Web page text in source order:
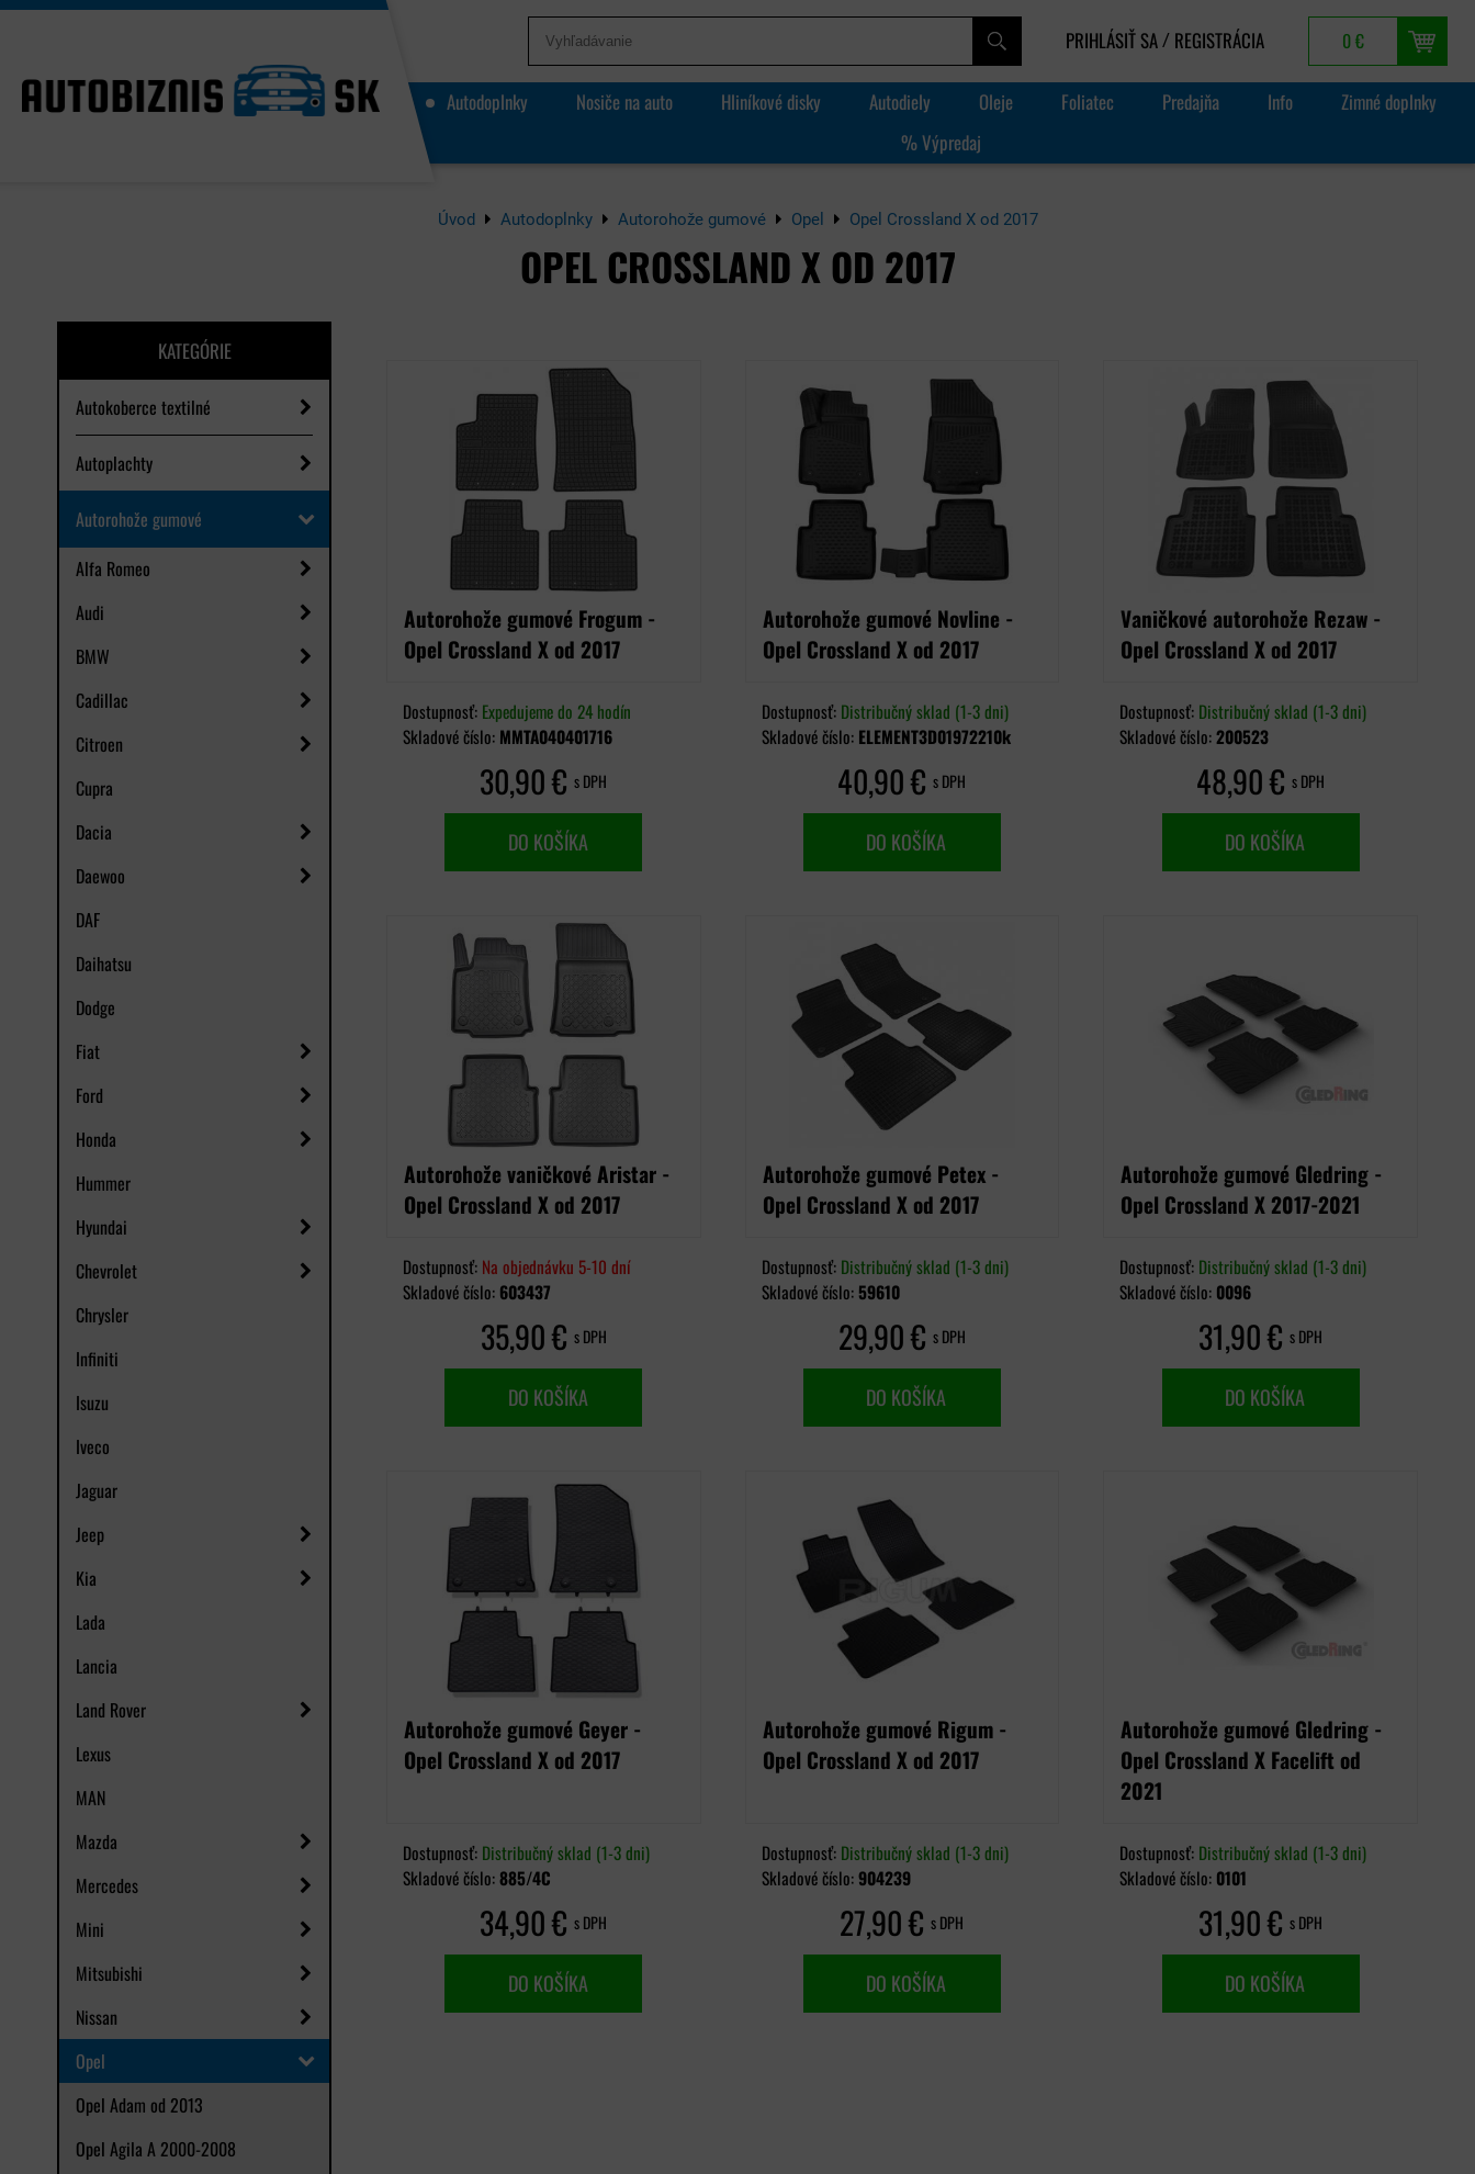
PRIHLÁSIŤ SA / REGISTRÁCIA 0 €
Autodoplnky Nosiče na auto Hliníkové disky Autodiely Oleje Foliatec Predajňa Info
Zimné doplnky
% Výpredaj
Úvod Autodoplnky Autorohože gumové Opel Opel Crossland X od 2017
OPEL CROSSLAND X OD 2017
KATEGÓRIE
Autokoberce textilné
Autoplachty
Autorohože gumové
Alfa Romeo
Audi
BMW
Cadillac
Citroen
Cupra
Dacia
Daewoo
DAF
Daihatsu
Dodge
Fiat
Ford
Honda
Hummer
Hyundai
Chevrolet
Chrysler
Infiniti
Isuzu
Iveco
Jaguar
Jeep
Kia
Lada
Lancia
Land Rover
Lexus
MAN
Mazda
Mercedes
Mini
Mitsubishi
Nissan
Opel
Opel Adam od 2013
Opel Agila A 2000-2008
Autorohože gumové Frogum -
Opel Crossland X od 2017
Dostupnosť: Expedujeme do 24 hodín
Skladové číslo: MMTA040401716
30,90 €s DPH
DO KOŠÍKA
Autorohože gumové Novline -
Opel Crossland X od 2017
Dostupnosť: Distribučný sklad (1-3 dni)
Skladové číslo: ELEMENT3D01972210k
40,90 €s DPH
DO KOŠÍKA
Vaničkové autorohože Rezaw -
Opel Crossland X od 2017
Dostupnosť: Distribučný sklad (1-3 dni)
Skladové číslo:200523
48,90 €s DPH
DO KOŠÍKA
Autorohože vaničkové Aristar -
Opel Crossland X od 2017
Dostupnosť: Na objednávku 5-10 dní
Skladové číslo: 603437
35,90 € s DPH
DO KOŠÍKA
Autorohože gumové Petex -
Opel Crossland X od 2017
Dostupnosť: Distribučný sklad (1-3 dni)
Skladové číslo: 59610
29,90 € s DPH
DO KOŠÍKA
Autorohože gumové Gledring -
Opel Crossland X 2017-2021
Dostupnosť: Distribučný sklad (1-3 dni)
Skladové číslo: 0096
31,90 €s DPH
DO KOŠÍKA
Autorohože gumové Geyer -
Opel Crossland X od 2017
Dostupnosť: Distribučný sklad (1-3 dni)
Skladové číslo:885/4C
34,90 €s DPH
DO KOŠÍKA
Autorohože gumové Rigum -
Opel Crossland X od 2017
Dostupnosť: Distribučný sklad (1-3 dni)
Skladové číslo:904239
27,90 €s DPH
DO KOŠÍKA
Autorohože gumové Gledring -
Opel Crossland X Facelift od
2021
Dostupnosť: Distribučný sklad (1-3 dni)
Skladové číslo: 0101
31,90 €s DPH
DO KOŠÍKA